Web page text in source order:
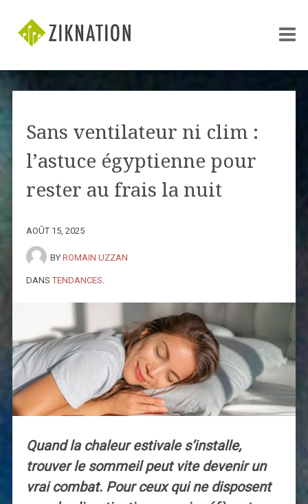
Sans ventilateur ni clim :
l’astuce égyptienne pour
rester au frais la nuit
AOÛT 15, 2025
BY ROMAIN UZZAN
DANS TENDANCES
Quand la chaleur estivale s’installe,
trouver le sommeil peut vite devenir un
vrai combat. Pour ceux qui ne disposent